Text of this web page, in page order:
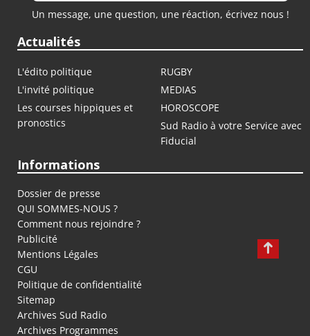
Un message, une question, une réaction, écrivez nous !
Actualités
L'édito politique
RUGBY
L'invité politique
MEDIAS
Les courses hippiques et
pronostics
HOROSCOPE
Sud Radio à votre Service avec
Fiducial
Informations
Dossier de presse
QUI SOMMES-NOUS ?
Comment nous rejoindre ?
Publicité
Mentions Légales
CGU
Politique de confidentialité
Sitemap
Archives Sud Radio
Archives Programmes